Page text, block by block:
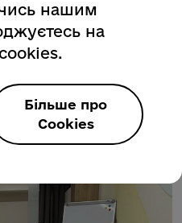
нашим
на
Більше про
Cookies